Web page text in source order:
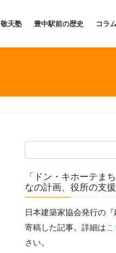
敬天塾 豊中駅前の歴史 コラム
「ドン・キホーテま
なの計画、役所の支
日本建築家協会発行の
寄稿した記事。詳細はこ
さい。